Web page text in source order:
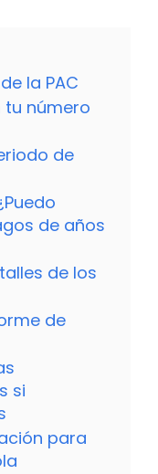
la PAC
tu número
de
de años
de los
de
si
para